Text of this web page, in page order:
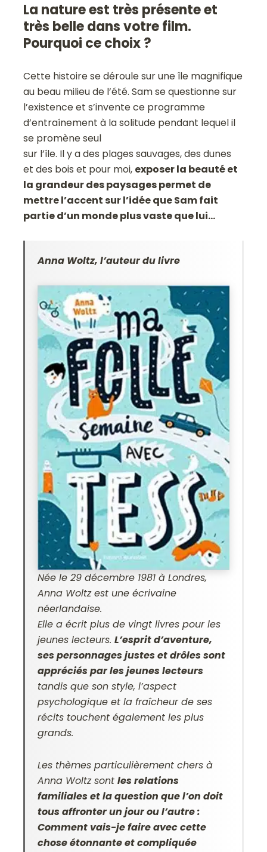
La nature est très présente et
très belle dans votre film.
Pourquoi ce choix ?
Cette histoire se déroule sur une île magnifique
au beau milieu de l’été. Sam se questionne sur
l’existence et s’invente ce programme
d’entraînement à la solitude pendant lequel il
se promène seul
sur l’île. Il y a des plages sauvages, des dunes
et des bois et pour moi, exposer la beauté et
la grandeur des paysages permet de
mettre l’accent sur l’idée que Sam fait
partie d’un monde plus vaste que lui…
Anna Woltz, l’auteur du livre
Née le 29 décembre 1981 à Londres,
Anna Woltz est une écrivaine
néerlandaise.
Elle a écrit plus de vingt livres pour les
jeunes lecteurs.L’esprit d’aventure,
ses personnages justes et drôles sont
appréciés par les jeunes lecteurs
tandis que son style, l’aspect
psychologique et la fraîcheur de ses
récits touchent également les plus
grands.
Les thèmes particulièrement chers à
Anna Woltz sontles relations
familiales et la question que l’on doit
tous affronter un jour ou l’autre :
Comment vais-je faire avec cette
chose étonnante et compliquée